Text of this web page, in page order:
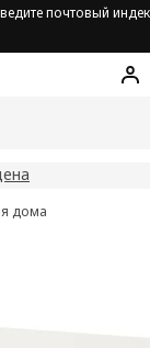
почтовый
Hej!
дома